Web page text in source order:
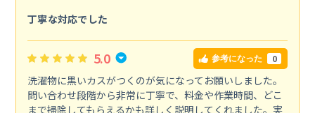
丁寧な対応でした
5.0 参考になった 0
洗濯物に黒いカスがつくのが気になってお願いしました。
問い合わせ段階から非常に丁寧で、料金や作業時間、どこ
まで掃除してもらえるかも詳しく説明してくれました。実